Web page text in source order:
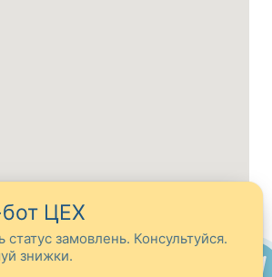
ЦЕХ
статус замовлень. Консультуйся.
знижки.